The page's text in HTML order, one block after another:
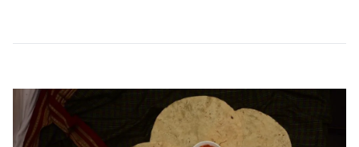
Todo lo que tienes que saber del Super Bowl
LV
El domingo pasado, tuvieron lugar los últimos dos partidos de